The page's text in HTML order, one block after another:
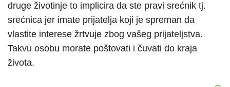
druge životinje to implicira da ste pravi srećnik tj.
srećnica jer imate prijatelja koji je spreman da
vlastite interese žrtvuje zbog vašeg prijateljstva.
Takvu osobu morate poštovati i čuvati do kraja
života.